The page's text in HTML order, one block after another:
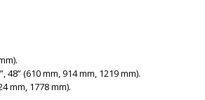
48” (610 mm, 914 mm, 1219 mm).
mm, 1778 mm).